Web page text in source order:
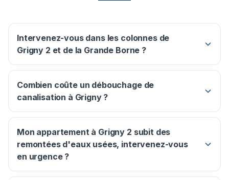
Intervenez-vous dans les colonnes de
Grigny 2 et de la Grande Borne ?
Combien coûte un débouchage de
canalisation à Grigny ?
Mon appartement à Grigny 2 subit des
remontées d'eaux usées, intervenez-vous
en urgence ?